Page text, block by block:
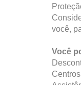
você,
Você